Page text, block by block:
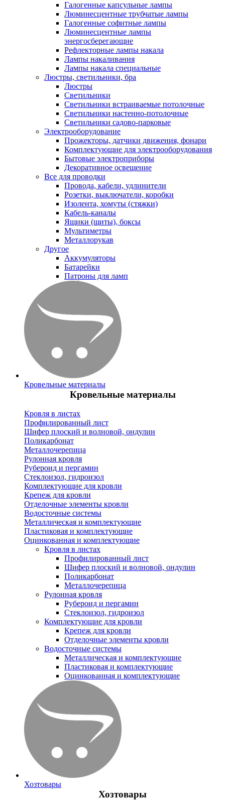
Галогенные капсульные лампы
Люминесцентные трубчатые лампы
Галогенные софитные лампы
Люминесцентные лампы
энергосберегающие
Рефлекторные лампы накала
Лампы накаливания
Лампы накала специальные
Люстры, светильники, бра
Люстры
Светильники
Светильники встраиваемые потолочные
Светильники настенно-потолочные
Светильники садово-парковые
Электрооборудование
Прожекторы, датчики движения, фонари
Комплектующие для электрооборудования
Бытовые электроприборы
Декоративное освещение
Все для проводки
Провода, кабели, удлинители
Розетки, выключатели, коробки
Изолента, хомуты (стяжки)
Кабель-каналы
Ящики (щиты), боксы
Мультиметры
Металлорукав
Другое
Аккумуляторы
Батарейки
Патроны для ламп
Кровельные материалы
Кровельные материалы
Кровля в листах
Профилированный лист
Шифер плоский и волновой, ондулин
Поликарбонат
Металлочерепица
Рулонная кровля
Рубероид и пергамин
Стеклоизол, гидроизол
Комплектующие для кровли
Крепеж для кровли
Отделочные элементы кровли
Водосточные системы
Металлическая и комплектующие
Пластиковая и комплектующие
Оцинкованная и комплектующие
Кровля в листах
Профилированный лист
Шифер плоский и волновой, ондулин
Поликарбонат
Металлочерепица
Рулонная кровля
Рубероид и пергамин
Стеклоизол, гидроизол
Комплектующие для кровли
Крепеж для кровли
Отделочные элементы кровли
Водосточные системы
Металлическая и комплектующие
Пластиковая и комплектующие
Оцинкованная и комплектующие
Хозтовары
Хозтовары